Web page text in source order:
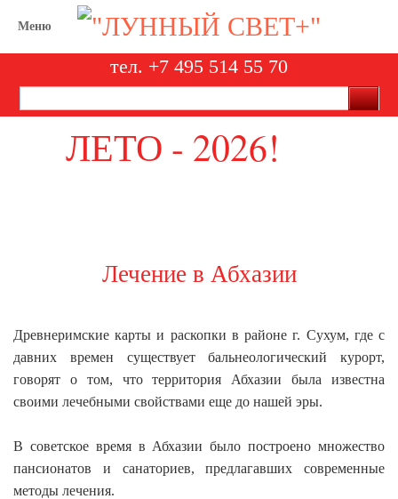
Меню
тел. +7 495 514 55 70
ЛЕТО - 2026!
Лечение в Абхазии
Древнеримские карты и раскопки в районе г. Сухум, где с
давних времен существует бальнеологический курорт,
говорят о том, что территория Абхазии была известна
своими лечебными свойствами еще до нашей эры.
В советское время в Абхазии было построено множество
пансионатов и санаториев, предлагавших современные
методы лечения.